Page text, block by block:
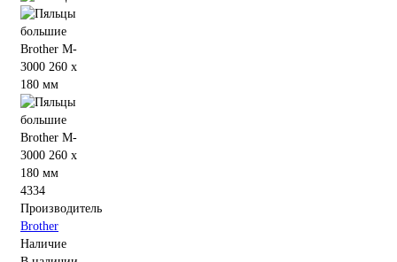
4334
Производитель
Brother
Наличие